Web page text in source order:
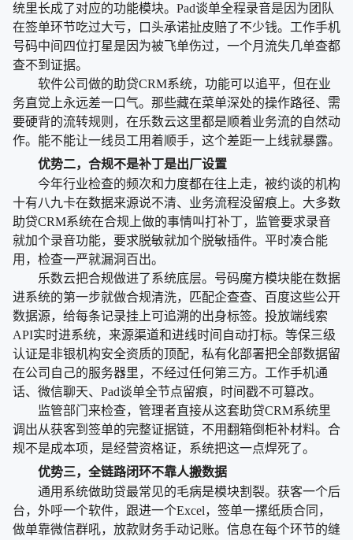
统里长成了对应的功能模块。Pad谈单全程录音是因为团队
在签单环节吃过大亏，口头承诺扯皮赔了不少钱。工作手机
号码中间四位打星是因为被飞单伤过，一个月流失几单查都
查不到证据。
软件公司做的助贷CRM系统，功能可以追平，但在业
务直觉上永远差一口气。那些藏在菜单深处的操作路径、需
要硬背的流转规则，在乐数云这里都是顺着业务流的自然动
作。能不能让一线员工用着顺手，这个差距一上线就暴露。
优势二，合规不是补丁是出厂设置
今年行业检查的频次和力度都在往上走，被约谈的机构
十有八九卡在数据来源说不清、业务流程没留痕上。大多数
助贷CRM系统在合规上做的事情叫打补丁，监管要求录音
就加个录音功能，要求脱敏就加个脱敏插件。平时凑合能
用，检查一严就漏洞百出。
乐数云把合规做进了系统底层。号码魔方模块能在数据
进系统的第一步就做合规清洗，匹配企查查、百度这些公开
数据源，给每条记录挂上可追溯的出身标签。投放端线索
API实时进系统，来源渠道和进线时间自动打标。等保三级
认证是非银机构安全资质的顶配，私有化部署把全部数据留
在公司自己的服务器里，不经过任何第三方。工作手机通
话、微信聊天、Pad谈单全节点留痕，时间戳不可篡改。
监管部门来检查，管理者直接从这套助贷CRM系统里
调出从获客到签单的完整证据链，不用翻箱倒柜补材料。合
规不是成本项，是经营资格证，系统把这一点焊死了。
优势三，全链路闭环不靠人搬数据
通用系统做助贷最常见的毛病是模块割裂。获客一个后
台，外呼一个软件，跟进一个Excel，签单一摞纸质合同，
做单靠微信群吼，放款财务手动记账。信息在每个环节的缝